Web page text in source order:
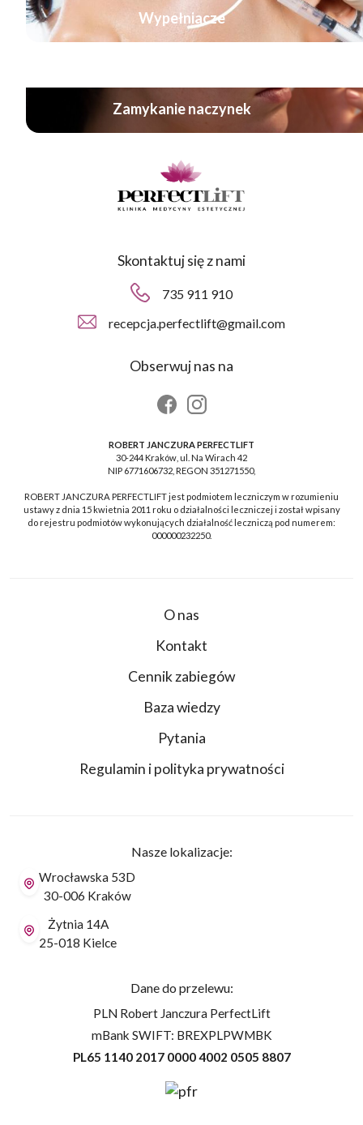
Wypełniacze
Zamykanie naczynek
Skontaktuj się z nami
735 911 910
recepcja.perfectlift@gmail.com
Obserwuj nas na
ROBERT JANCZURA PERFECTLIFT
30-244 Kraków, ul. Na Wirach 42
NIP 6771606732, REGON 351271550,
ROBERT JANCZURA PERFECTLIFT jest podmiotem leczniczym w rozumieniu
ustawy z dnia 15 kwietnia 2011 roku o działalności leczniczej i został wpisany
do rejestru podmiotów wykonujących działalność leczniczą pod numerem:
000000232250.
O nas
Kontakt
Cennik zabiegów
Baza wiedzy
Pytania
Regulamin i polityka prywatności
Nasze lokalizacje:
Wrocławska 53D
30-006 Kraków
Żytnia 14A
25-018 Kielce
Dane do przelewu:
PLN Robert Janczura PerfectLift
mBank SWIFT: BREXPLPWMBK
PL65 1140 2017 0000 4002 0505 8807